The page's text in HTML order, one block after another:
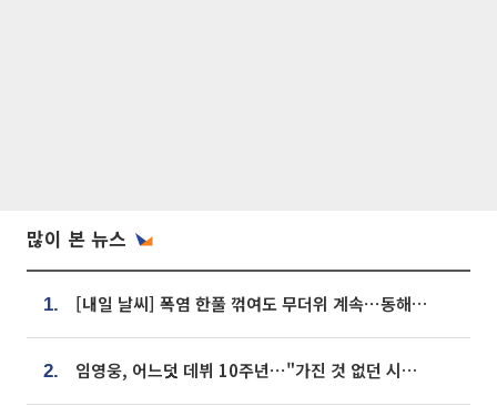
많이 본 뉴스
1. [내일 날씨] 폭염 한풀 꺾여도 무더위 계속⋯동해안 이틀 연속 비
2. 임영웅, 어느덧 데뷔 10주년⋯"가진 것 없던 시절, 내 앞엔 20명의 팬뿐"